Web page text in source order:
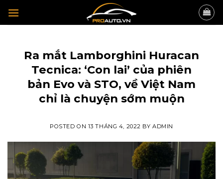
Ra mắt Lamborghini Huracan
Tecnica: ‘Con lai’ của phiên
bản Evo và STO, về Việt Nam
chỉ là chuyện sớm muộn
POSTED ON 13 THÁNG 4, 2022 BY ADMIN